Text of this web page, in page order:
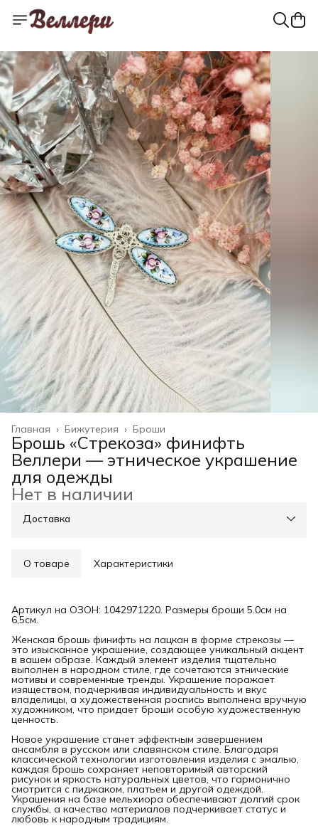
Броши
Бижутерия ›
Главная ›
Брошь «Стрекоза» финифть
Веллери — этническое украшение
для одежды
Нет в наличии
Доставка
О товаре Характеристики
Артикул на ОЗОН: 1042971220. Размеры броши 5.0см на
6,5см.
Женская брошь финифть на лацкан в форме стрекозы —
это изысканное украшение, создающее уникальный акцент
в вашем образе. Каждый элемент изделия тщательно
выполнен в народном стиле, где сочетаются этнические
мотивы и современные тренды. Украшение поражает
изяществом, подчеркивая индивидуальность и вкус
владелицы, а художественная роспись выполнена вручную
художником, что придает броши особую художественную
ценность.
Новое украшение станет эффектным завершением
ансамбля в русском или славянском стиле. Благодаря
классической технологии изготовления изделия с эмалью,
каждая брошь сохраняет неповторимый авторский
рисунок и яркость натуральных цветов, что гармонично
смотрится с пиджаком, платьем и другой одеждой.
Украшения на базе мельхиора обеспечивают долгий срок
службы, а качество материалов подчеркивает статус и
любовь к народным традициям.